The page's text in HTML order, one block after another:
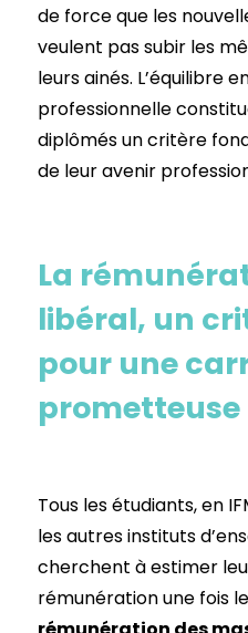
de force que les
veulent pas subir les
leurs ainés. L’équilibre
professionnelle
diplômés un critère
de leur avenir
La
libéral, un
pour une
prometteuse
Tous les étudiants, en
les autres instituts
cherchent à estimer
rémunération une fois